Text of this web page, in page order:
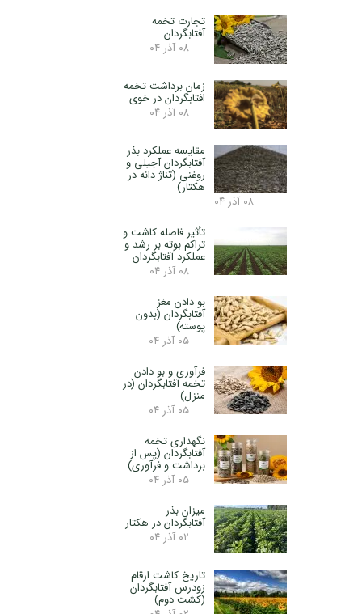
تجارت تخمه
آفتابگردان
۰۸ آذر ۰۴
زمان برداشت تخمه
افتابگردان در خوی
۰۸ آذر ۰۴
مقایسه عملکرد بذر
آفتابگردان آجیلی و
روغنی (تناژ دانه در
هکتار)
۰۸ آذر ۰۴
تأثیر فاصله کاشت و
تراکم بوته بر رشد و
عملکرد آفتابگردان
۰۸ آذر ۰۴
بو دادن مغز
آفتابگردان (بدون
پوسته)
۰۵ آذر ۰۴
فرآوری و بو دادن
تخمه آفتابگردان (در
منزل)
۰۵ آذر ۰۴
نگهداری تخمه
آفتابگردان (پس از
برداشت و فرآوری)
۰۵ آذر ۰۴
میزان بذر
آفتابگردان در هکتار
۰۲ آذر ۰۴
تاریخ کاشت ارقام
زودرس آفتابگردان
(کشت دوم)